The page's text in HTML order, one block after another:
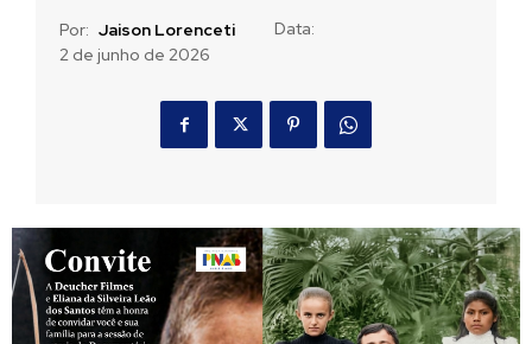
Por: Jaison Lorenceti
Data:
2 de junho de 2026